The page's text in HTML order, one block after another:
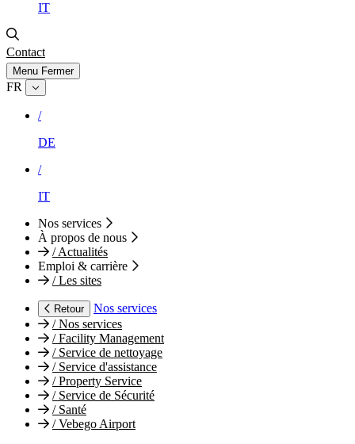
IT
Contact
Menu Fermer
FR
/
DE
/
IT
Nos services
À propos de nous
/Actualités
Emploi & carrière
/Les sites
Retour
Nos services
/Nos services
/Facility Management
/Service de nettoyage
/Service d'assistance
/Property Service
/Service de Sécurité
/Santé
/Vebego Airport